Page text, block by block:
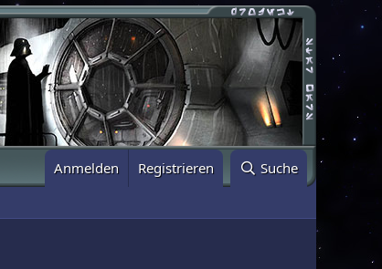
Anmelden Registrieren Suche